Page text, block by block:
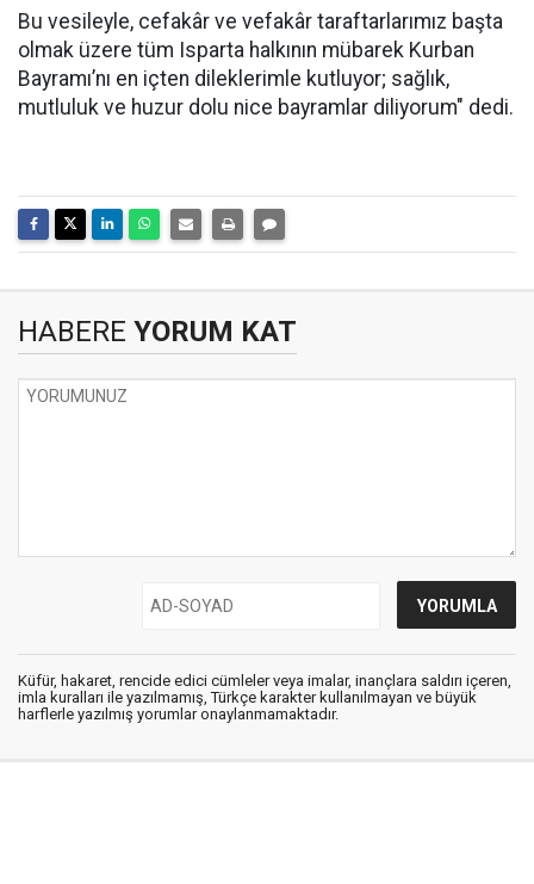
Bu vesileyle, cefakâr ve vefakâr taraftarlarımız başta
olmak üzere tüm Isparta halkının mübarek Kurban
Bayramı’nı en içten dileklerimle kutluyor; sağlık,
mutluluk ve huzur dolu nice bayramlar diliyorum" dedi.
HABERE YORUM KAT
Küfür, hakaret, rencide edici cümleler veya imalar, inançlara saldırı içeren,
imla kuralları ile yazılmamış, Türkçe karakter kullanılmayan ve büyük
harflerle yazılmış yorumlar onaylanmamaktadır.